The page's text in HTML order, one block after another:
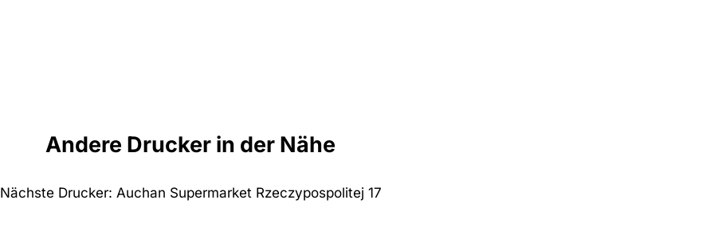
Andere Drucker in der Nähe
Nächste Drucker: Auchan Supermarket Rzeczypospolitej 17